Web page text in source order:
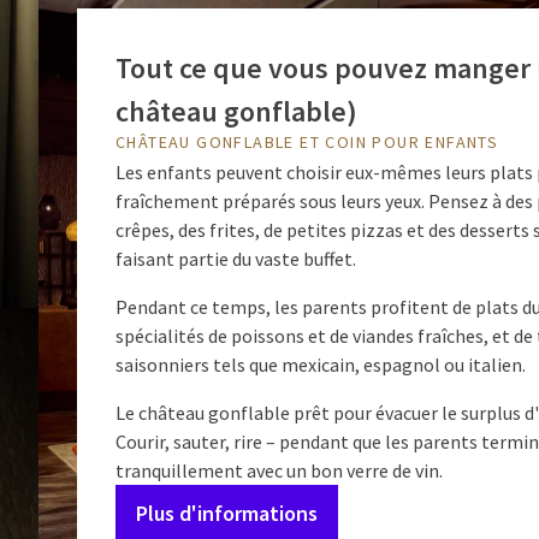
Pour nos plus
À l'Hôtel
Tout ce que vous pouvez
château gonflable)
CHÂTEAU GONFLABLE ET COIN POUR ENFANTS
Les enfants peuvent choisir eux-mêmes leurs plats
fraîchement préparés sous leurs yeux. Pensez à
crêpes, des frites, de petites pizzas et des desserts
faisant partie du vaste buffet.
Pendant ce temps, les parents profitent de plats
spécialités de poissons et de viandes fraîches, et
saisonniers tels que mexicain, espagnol ou italien.
Le château gonflable prêt pour évacuer le surplus
Courir, sauter, rire – pendant que les parents
tranquillement avec un bon verre de vin.
Plus d'informations